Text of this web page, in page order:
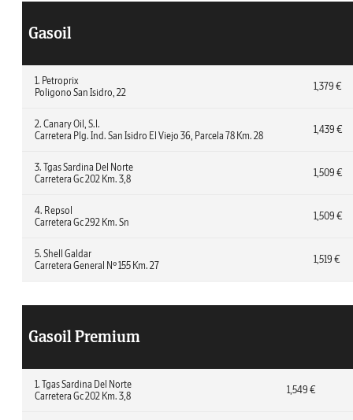
Gasoil
1. Petroprix
Poligono San Isidro, 22
1,379 €
2. Canary Oil, S.l.
Carretera Plg. Ind. San Isidro El Viejo 36, Parcela 78 Km. 28
1,439 €
3. Tgas Sardina Del Norte
Carretera Gc 202 Km. 3,8
1,509 €
4. Repsol
Carretera Gc 292 Km. Sn
1,509 €
5. Shell Galdar
Carretera General Nº 155 Km. 27
1,519 €
Gasoil Premium
1. Tgas Sardina Del Norte
Carretera Gc 202 Km. 3,8
1,549 €